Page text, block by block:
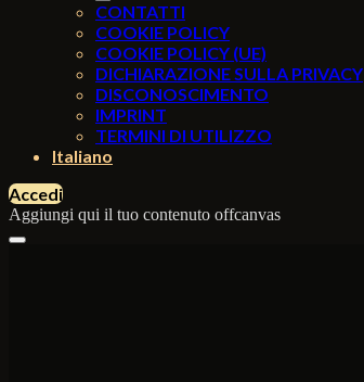
CONTATTI
COOKIE POLICY
COOKIE POLICY (UE)
DICHIARAZIONE SULLA PRIVACY
DISCONOSCIMENTO
IMPRINT
TERMINI DI UTILIZZO
Italiano
Accedi
Aggiungi qui il tuo contenuto offcanvas